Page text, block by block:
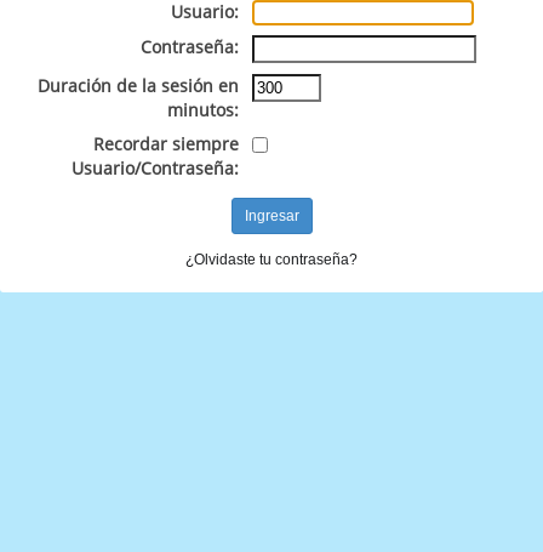
Usuario:
Contraseña:
Duración de la sesión en
minutos:
Recordar siempre
Usuario/Contraseña:
¿Olvidaste tu contraseña?